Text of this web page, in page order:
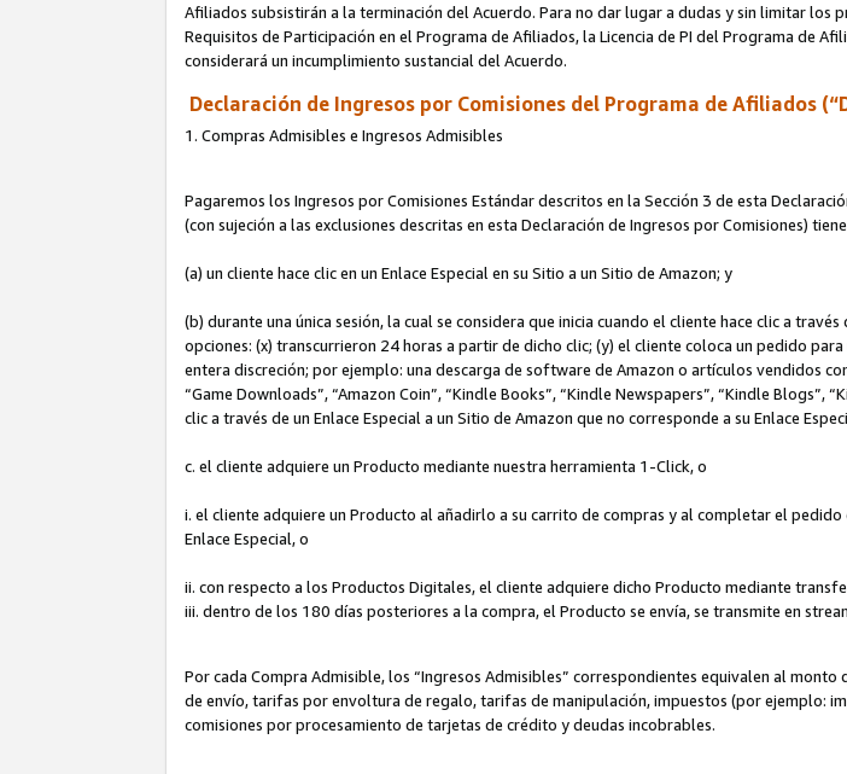
Afiliados subsistirán a la terminación del Acuerdo. Para no dar lugar a dudas y sin limitar
Requisitos de Participación en el Programa de Afiliados, la Licencia de PI del Programa de
considerará un incumplimiento sustancial del Acuerdo.
Declaración de Ingresos por Comisiones del Programa de Afiliados
1. Compras Admisibles e Ingresos Admisibles
Pagaremos los Ingresos por Comisiones Estándar descritos en la Sección 3 de esta
(con sujeción a las exclusiones descritas en esta Declaración de Ingresos por Comisiones)
(a) un cliente hace clic en un Enlace Especial en su Sitio a un Sitio de Amazon; y
(b) durante una única sesión, la cual se considera que inicia cuando el cliente hace clic a
opciones: (x) transcurrieron 24 horas a partir de dicho clic; (y) el cliente coloca un pedido
entera discreción; por ejemplo: una descarga de software de Amazon o artículos vendidos
“Game Downloads”, “Amazon Coin”, “Kindle Books”, “Kindle Newspapers”, “Kindle
clic a través de un Enlace Especial a un Sitio de Amazon que no corresponde a su Enlace
c. el cliente adquiere un Producto mediante nuestra herramienta 1-Click, o
i. el cliente adquiere un Producto al añadirlo a su carrito de compras y al completar el
Enlace Especial, o
ii. con respecto a los Productos Digitales, el cliente adquiere dicho Producto mediante
iii. dentro de los 180 días posteriores a la compra, el Producto se envía, se transmite en
Por cada Compra Admisible, los “Ingresos Admisibles” correspondientes equivalen al
de envío, tarifas por envoltura de regalo, tarifas de manipulación, impuestos (por ejemplo:
comisiones por procesamiento de tarjetas de crédito y deudas incobrables.